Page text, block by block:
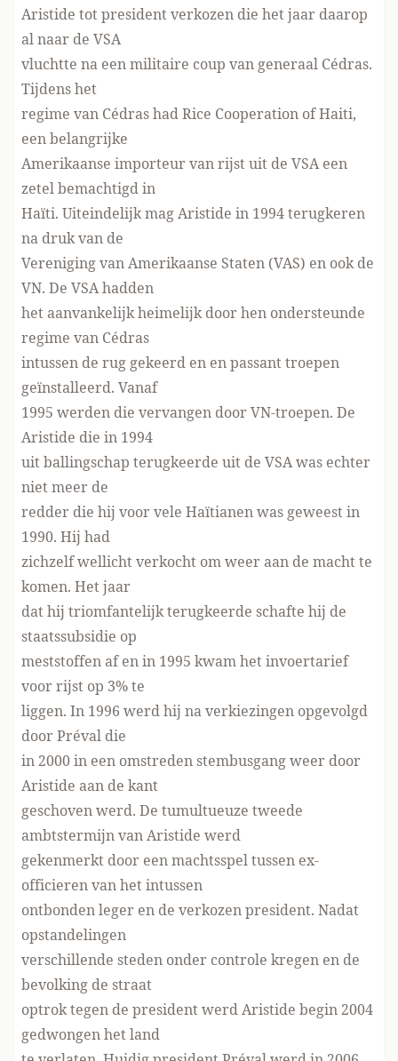
Aristide tot president verkozen die het jaar daarop
al naar de VSA
vluchtte na een militaire coup van generaal Cédras.
Tijdens het
regime van Cédras had Rice Cooperation of Haiti,
een belangrijke
Amerikaanse importeur van rijst uit de VSA een
zetel bemachtigd in
Haïti. Uiteindelijk mag Aristide in 1994 terugkeren
na druk van de
Vereniging van Amerikaanse Staten (VAS) en ook de
VN. De VSA hadden
het aanvankelijk heimelijk door hen ondersteunde
regime van Cédras
intussen de rug gekeerd en en passant troepen
geïnstalleerd. Vanaf
1995 werden die vervangen door VN-troepen. De
Aristide die in 1994
uit ballingschap terugkeerde uit de VSA was echter
niet meer de
redder die hij voor vele Haïtianen was geweest in
1990. Hij had
zichzelf wellicht verkocht om weer aan de macht te
komen. Het jaar
dat hij triomfantelijk terugkeerde schafte hij de
staatssubsidie op
meststoffen af en in 1995 kwam het invoertarief
voor rijst op 3% te
liggen. In 1996 werd hij na verkiezingen opgevolgd
door Préval die
in 2000 in een omstreden stembusgang weer door
Aristide aan de kant
geschoven werd. De tumultueuze tweede
ambtstermijn van Aristide werd
gekenmerkt door een machtsspel tussen ex-
officieren van het intussen
ontbonden leger en de verkozen president. Nadat
opstandelingen
verschillende steden onder controle kregen en de
bevolking de straat
optrok tegen de president werd Aristide begin 2004
gedwongen het land